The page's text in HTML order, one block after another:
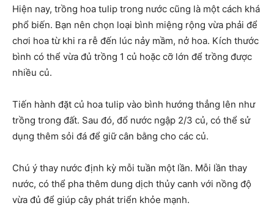
Hiện nay, trồng hoa tulip trong nước cũng là một cách khá
phổ biến. Bạn nên chọn loại bình miệng rộng vừa phải để
chơi hoa từ khi ra rễ đến lúc nảy mầm, nở hoa. Kích thước
bình có thể vừa đủ trồng 1 củ hoặc cỡ lớn để trồng được
nhiều củ.
Tiến hành đặt củ hoa tulip vào bình hướng thẳng lên như
trồng trong đất. Sau đó, đổ nước ngập 2/3 củ, có thể sử
dụng thêm sỏi đá để giữ cân bằng cho các củ.
Chú ý thay nước định kỳ mỗi tuần một lần. Mỗi lần thay
nước, có thể pha thêm dung dịch thủy canh với nồng độ
vừa đủ để giúp cây phát triển khỏe mạnh.